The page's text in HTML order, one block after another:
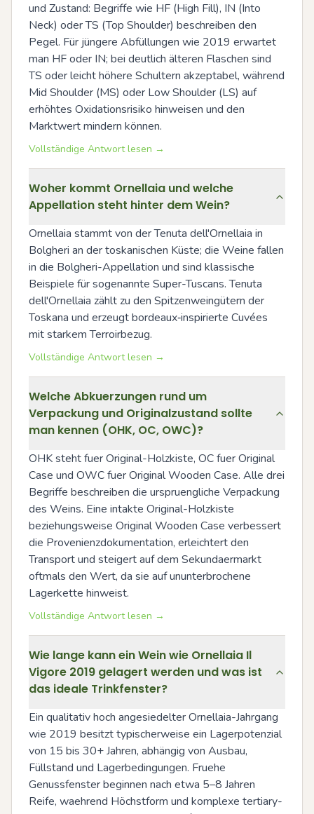
und Zustand: Begriffe wie HF (High Fill), IN (Into
Neck) oder TS (Top Shoulder) beschreiben den
Pegel. Für jüngere Abfüllungen wie 2019 erwartet
man HF oder IN; bei deutlich älteren Flaschen sind
TS oder leicht höhere Schultern akzeptabel, während
Mid Shoulder (MS) oder Low Shoulder (LS) auf
erhöhtes Oxidationsrisiko hinweisen und den
Marktwert mindern können.
Vollständige Antwort lesen →
Woher kommt Ornellaia und welche
Appellation steht hinter dem Wein?
Ornellaia stammt von der Tenuta dell'Ornellaia in
Bolgheri an der toskanischen Küste; die Weine fallen
in die Bolgheri-Appellation und sind klassische
Beispiele für sogenannte Super-Tuscans. Tenuta
dell'Ornellaia zählt zu den Spitzenweingütern der
Toskana und erzeugt bordeaux‑inspirierte Cuvées
mit starkem Terroirbezug.
Vollständige Antwort lesen →
Welche Abkuerzungen rund um
Verpackung und Originalzustand sollte
man kennen (OHK, OC, OWC)?
OHK steht fuer Original-Holzkiste, OC fuer Original
Case und OWC fuer Original Wooden Case. Alle drei
Begriffe beschreiben die urspruengliche Verpackung
des Weins. Eine intakte Original-Holzkiste
beziehungsweise Original Wooden Case verbessert
die Provenienzdokumentation, erleichtert den
Transport und steigert auf dem Sekundaermarkt
oftmals den Wert, da sie auf ununterbrochene
Lagerkette hinweist.
Vollständige Antwort lesen →
Wie lange kann ein Wein wie Ornellaia Il
Vigore 2019 gelagert werden und was ist
das ideale Trinkfenster?
Ein qualitativ hoch angesiedelter Ornellaia-Jahrgang
wie 2019 besitzt typischerweise ein Lagerpotenzial
von 15 bis 30+ Jahren, abhängig von Ausbau,
Füllstand und Lagerbedingungen. Fruehe
Genussfenster beginnen nach etwa 5–8 Jahren
Reife, waehrend Höchstform und komplexe tertiary-